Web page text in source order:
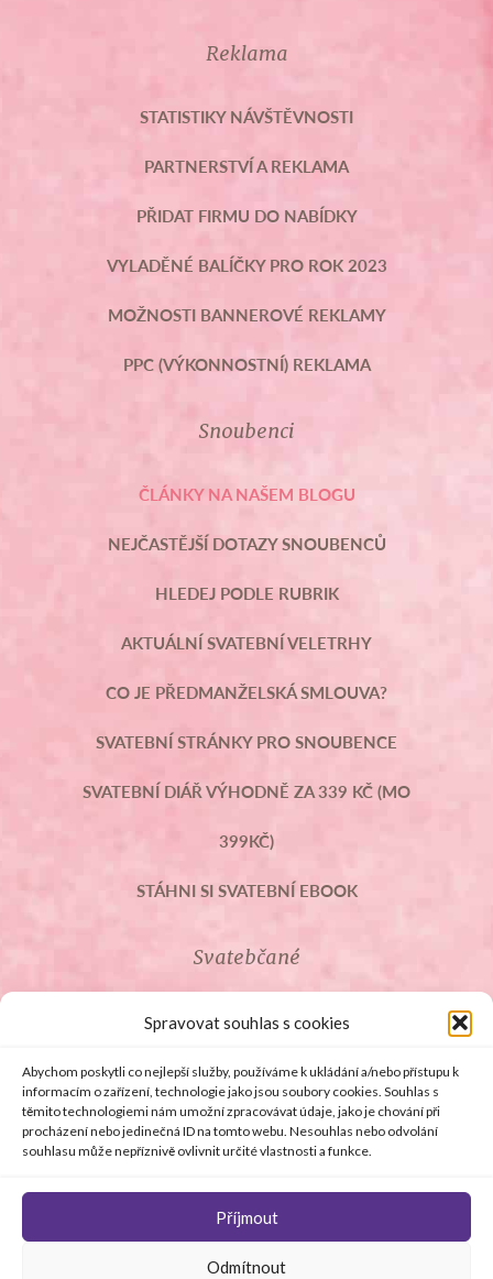
Spravovat souhlas s cookies
Abychom poskytli co nejlepší služby, používáme k ukládání a/nebo přístupu k
informacím o zařízení, technologie jako jsou soubory cookies. Souhlas s
těmito technologiemi nám umožní zpracovávat údaje, jako je chování při
procházení nebo jedinečná ID na tomto webu. Nesouhlas nebo odvolání
souhlasu může nepříznivě ovlivnit určité vlastnosti a funkce.
Příjmout
Odmítnout
Reklama
STATISTIKY NÁVŠTĚVNOSTI
PARTNERSTVÍ A REKLAMA
PŘIDAT FIRMU DO NABÍDKY
VYLADĚNÉ BALÍČKY PRO ROK 2023
MOŽNOSTI BANNEROVÉ REKLAMY
PPC (VÝKONNOSTNÍ) REKLAMA
Snoubenci
ČLÁNKY NA NAŠEM BLOGU
NEJČASTĚJŠÍ DOTAZY SNOUBENCŮ
HLEDEJ PODLE RUBRIK
AKTUÁLNÍ SVATEBNÍ VELETRHY
CO JE PŘEDMANŽELSKÁ SMLOUVA?
SVATEBNÍ STRÁNKY PRO SNOUBENCE
SVATEBNÍ DIÁŘ VÝHODNĚ ZA 339 KČ (MO
399KČ)
STÁHNI SI SVATEBNÍ EBOOK
Svatebčané
ROZCESTNÍK PRO SVATEBČANY
SVATEBNÍ PROSLOVY
SVATEBNÍ DARY
© Copyright 2008 - 2026 svetsvateb.cz a dodavatelé obsahu
Všechna práva vyhrazena